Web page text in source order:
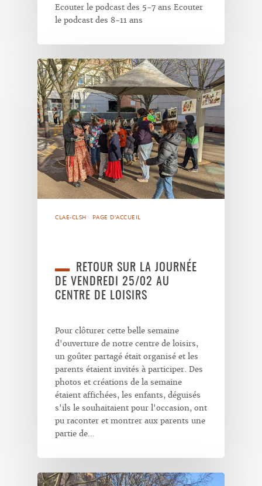
Ecouter le podcast des 5-7 ans Ecouter
le podcast des 8-11 ans
CLAE-CLSH PAGE D'ACCUEIL
RETOUR SUR LA JOURNÉE
DE VENDREDI 25/02 AU
CENTRE DE LOISIRS
Pour clôturer cette belle semaine
d'ouverture de notre centre de loisirs,
un goûter partagé était organisé et les
parents étaient invités à participer. Des
photos et créations de la semaine
étaient affichées, les enfants, déguisés
s'ils le souhaitaient pour l'occasion, ont
pu raconter et montrer aux parents une
partie de…